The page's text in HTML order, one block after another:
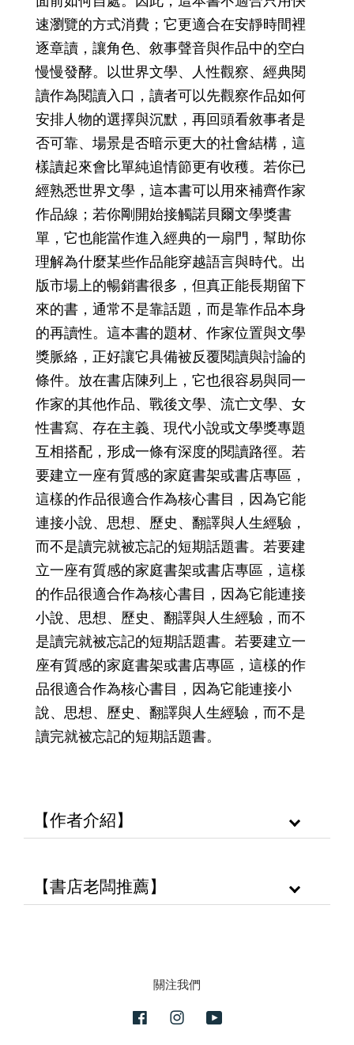
速瀏覽的方式消費；它更適合在安靜時間裡
逐章讀，讓角色、敘事聲音與作品中的空白
慢慢發酵。以世界文學、人性觀察、經典閱
讀作為閱讀入口，讀者可以先觀察作品如何
安排人物的選擇與沉默，再回頭看敘事者是
否可靠、場景是否暗示更大的社會結構，這
樣讀起來會比單純追情節更有收穫。若你已
經熟悉世界文學，這本書可以用來補齊作家
作品線；若你剛開始接觸諾貝爾文學獎書
單，它也能當作進入經典的一扇門，幫助你
理解為什麼某些作品能穿越語言與時代。出
版市場上的暢銷書很多，但真正能長期留下
來的書，通常不是靠話題，而是靠作品本身
的再讀性。這本書的題材、作家位置與文學
獎脈絡，正好讓它具備被反覆閱讀與討論的
條件。放在書店陳列上，它也很容易與同一
作家的其他作品、戰後文學、流亡文學、女
性書寫、存在主義、現代小說或文學獎專題
互相搭配，形成一條有深度的閱讀路徑。若
要建立一座有質感的家庭書架或書店專區，
這樣的作品很適合作為核心書目，因為它能
連接小說、思想、歷史、翻譯與人生經驗，
而不是讀完就被忘記的短期話題書。若要建
立一座有質感的家庭書架或書店專區，這樣
的作品很適合作為核心書目，因為它能連接
小說、思想、歷史、翻譯與人生經驗，而不
是讀完就被忘記的短期話題書。若要建立一
座有質感的家庭書架或書店專區，這樣的作
品很適合作為核心書目，因為它能連接小
說、思想、歷史、翻譯與人生經驗，而不是
讀完就被忘記的短期話題書。
【作者介紹】
【書店老闆推薦】
關注我們
FacebookInstagram